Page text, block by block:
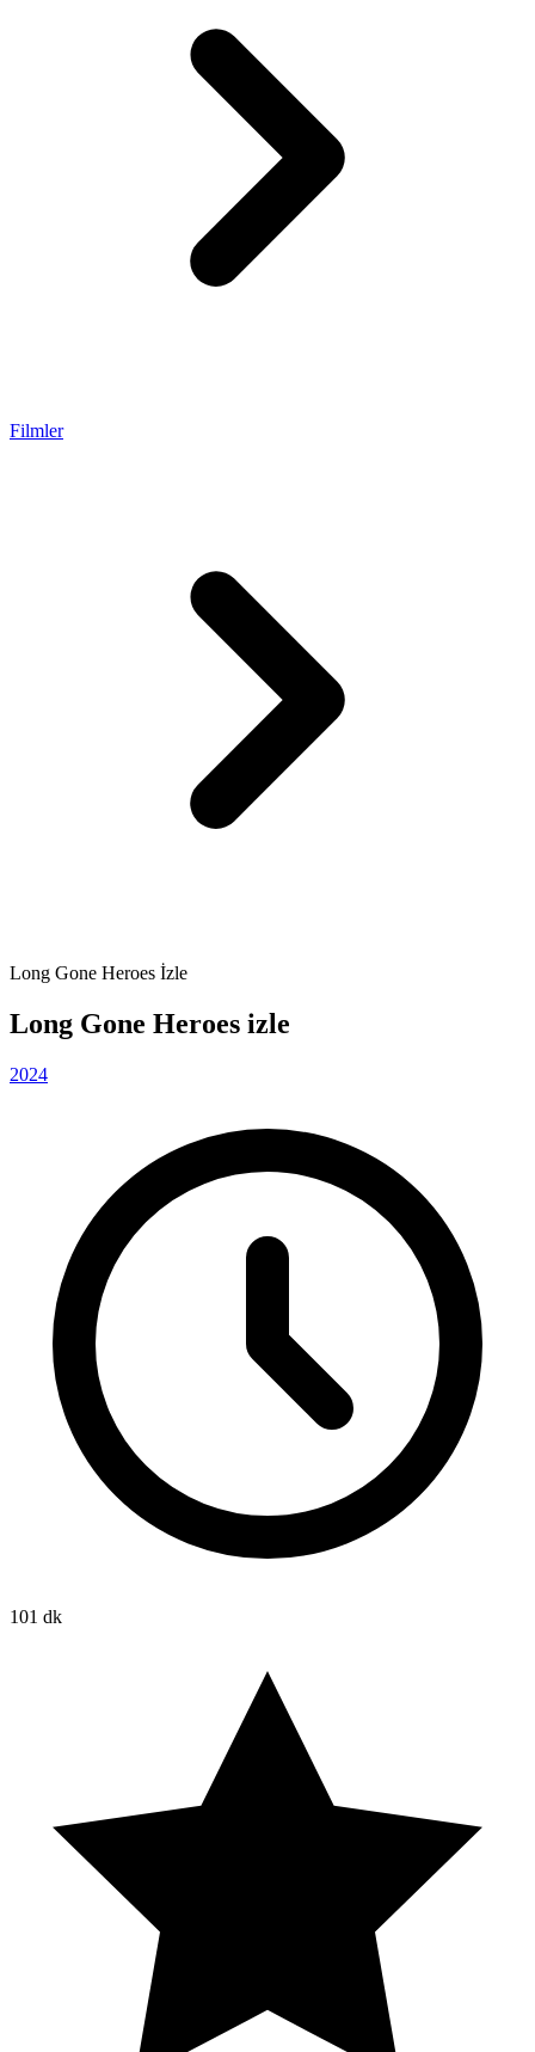
Filmler
Long Gone Heroes İzle
Long Gone Heroes izle
2024
101 dk